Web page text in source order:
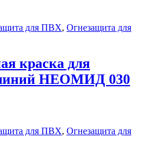
для ПВХ, Огнезащита для
краска для
НЕОМИД 030
для ПВХ, Огнезащита для